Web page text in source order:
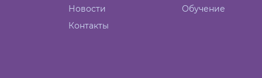
Новости
Контакты
Обучение